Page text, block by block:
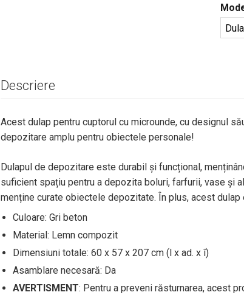
Descriere
Acest dulap pentru cuptorul cu microunde, cu designul
depozitare amplu pentru obiectele personale!
Dulapul de depozitare este durabil și funcțional,
suficient spațiu pentru a depozita boluri, farfurii, vase și
menține curate obiectele depozitate. În plus, acest
Culoare: Gri beton
Material: Lemn compozit
Dimensiuni totale: 60 x 57 x 207 cm (l x ad. x î)
Asamblare necesară: Da
AVERTISMENT: Pentru a preveni răsturnarea, acest